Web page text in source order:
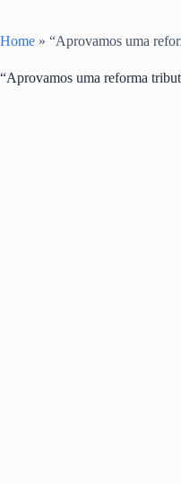
Home » “Aprovamos uma
“Aprovamos uma reforma